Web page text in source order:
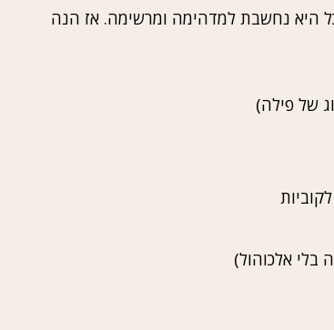
היא נחשבת למדהימה ומרשימה. אז הנה